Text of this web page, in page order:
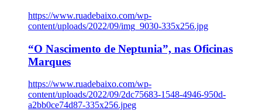
https://www.ruadebaixo.com/wp-
content/uploads/2022/09/img_9030-335x256.jpg
“O Nascimento de Neptunia”, nas Oficinas
Marques
https://www.ruadebaixo.com/wp-
content/uploads/2022/09/2dc75683-1548-4946-950d-
a2bb0ce74d87-335x256.jpeg